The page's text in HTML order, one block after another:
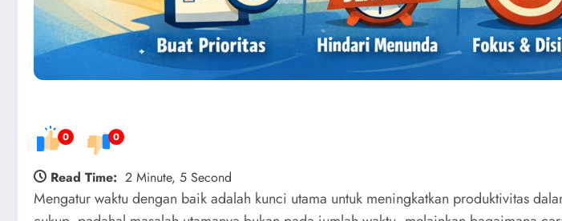
0 0
Read Time: 2 Minute, 5 Second
Mengatur waktu dengan baik adalah kunci utama untuk meningkatkan produktivitas